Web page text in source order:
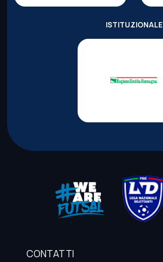
ISTITUZIONALE
CONTATTI